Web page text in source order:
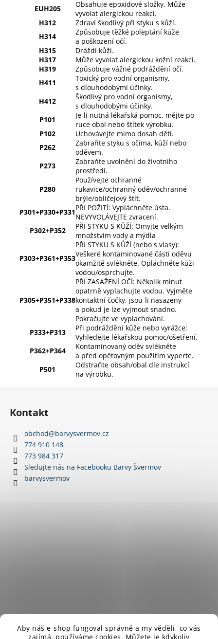
Aby náš e-shop fungoval správně a my věděli, co vás
zajímá, používáme cookies. Můžete je kdykoliv
EUH205
Obsahuje epoxidové složky. Může
vyvolat alergickou reakci.
H312
Zdraví škodlivý při styku s kůží.
H314
Způsobuje těžké poleptání kůže
a poškození očí.
H315
Dráždí kůži.
H317
Může vyvolat alergickou kožní reakci.
H319
Způsobuje vážné podráždění očí.
H411
Toxický pro vodní organismy,
s dlouhodobými účinky.
H412
Škodlivý pro vodní organismy,
s dlouhodobými účinky.
P101
Je-li nutná lékařská pomoc, mějte po
ruce obal nebo štítek výrobku.
P102
Uchovávejte mimo dosah dětí.
P262
Zabraňte styku s očima, kůží nebo
oděvem.
P273
Zabraňte uvolnění do životního
prostředí.
P280
Používejte ochranné
rukavice/ochranný oděv/ochranné
brýle/obličejový štít.
P301+P330+P331PŘI POŽITÍ: Vypláchněte ústa.
NEVYVOLÁVEJTE zvracení.
P302+P352
PŘI STYKU S KŮŽÍ: Omyjte velkým
množstvím vody a mýdla
P303+P361+P353
PŘI STYKU S KŮŽÍ (nebo s vlasy):
Veškeré kontaminované části oděvu
okamžitě svlékněte. Opláchněte kůži
vodou/osprchujte.
P305+P351+P338
PŘI ZASAŽENÍ OČÍ: Několik minut
opatrně vyplachujte vodou. Vyjměte
kontaktní čočky, jsou-li nasazeny
a pokud je lze vyjmout snadno.
Pokračujte ve vyplachování.
P333+P313
Při podráždění kůže nebo vyrážce:
Vyhledejte lékařskou pomoc/ošetření.
P362+P364
Kontaminovaný oděv svlékněte
a před opětovným použitím vyperte.
P501
Odstraňte obsah/obal dle instrukcí
na výrobku.
Z
Kontakt
obchod@barvysvermov.cz
774 910 148
773 984 317
Sledujte nás na Facebooku Barvy Švermov
barvysvermov